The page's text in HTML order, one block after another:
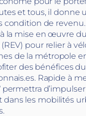
et tous, il donne
condition de revenu.
la mise en œuvre
pour relier à
de la métropole
des bénéfices
Rapide à
permettra
les mobilités